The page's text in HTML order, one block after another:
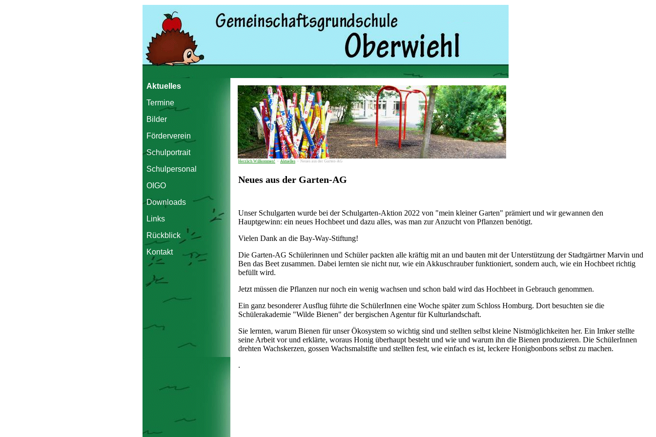
Aktuelles
Termine
Bilder
Förderverein
Schulportrait
Schulpersonal
OIGO
Downloads
Links
Rückblick
Kontakt
Herzlich Willkommen! › Aktuelles › Neues aus der Garten-AG
Neues aus der Garten-AG
Unser Schulgarten wurde bei der Schulgarten-Aktion 2022 von "mein kleiner Garten" prämiert und wir gewannen den
Hauptgewinn: ein neues Hochbeet und dazu alles, was man zur Anzucht von Pflanzen benötigt.
Vielen Dank an die Bay-Way-Stiftung!
Die Garten-AG Schülerinnen und Schüler packten alle kräftig mit an und bauten mit der Unterstützung der Stadtgärtner Marvin und
Ben das Beet zusammen. Dabei lernten sie nicht nur, wie ein Akkuschrauber funktioniert, sondern auch, wie ein Hochbeet richtig
befüllt wird.
Jetzt müssen die Pflanzen nurnoch ein wenig wachsen und schon bald wird das Hochbeet in Gebrauch genommen.
Ein ganz besonderer Ausflug führte die SchülerInnen eine Woche später zum Schloss Homburg. Dort besuchten sie die
Schülerakademie "Wilde Bienen" der bergischen Agentur für Kulturlandschaft.
Sie lernten, warum Bienen für unser Ökosystem so wichtig sind und stellten selbst kleine Nistmöglichkeiten her. Ein Imker stellte
seine Arbeit vor und erklärte, woraus Honig überhaupt besteht und wie und warum ihn die Bienen produzieren. Die SchülerInnen
drehten Wachskerzen, gossen Wachsmalstifte und stellten fest, wie einfach es ist, leckere Honigbonbons selbst zu machen.
.